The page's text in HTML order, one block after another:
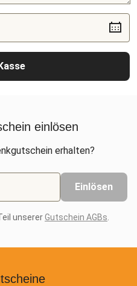
einlösen
erhalten?
Einlösen
unsererGutschein AGBs